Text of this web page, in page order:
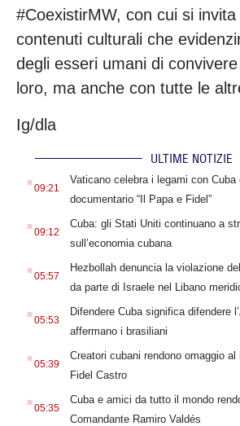
#CoexistirMW, con cui si
contenuti culturali che
degli esseri umani di
loro, ma anche con tutte le
Ig/dla
ULTIME NOTIZIE
. 09:21
Vaticano celebra i legami con Cuba
documentario “Il Papa e Fidel”
. 09:12
Cuba: gli Stati Uniti continuano a
sull’economia cubana
. 05:57
Hezbollah denuncia la violazione
da parte di Israele nel Libano
. 05:53
Difendere Cuba significa difendere
affermano i brasiliani
. 05:39
Creatori cubani rendono omaggio
Fidel Castro
. 05:35
Cuba e amici da tutto il mondo
Comandante Ramiro Valdés